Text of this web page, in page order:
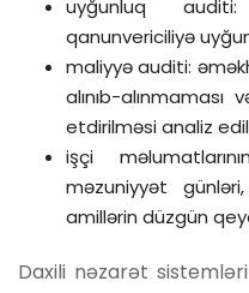
uyğunluq auditi:
qanunvericiliyə
maliyyə auditi:
alınıb-
etdirilməsi analiz
işçi
məzuniyyət
amillərin düzgün
Daxili nəzarət